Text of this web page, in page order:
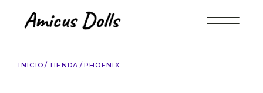
contenido
INICIO TIENDA PHOENIX